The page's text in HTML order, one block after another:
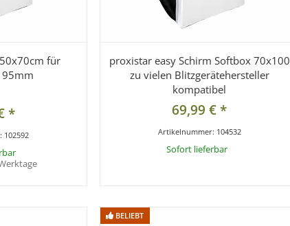
für
95mm
*
102592
proxistar easy Schirm Softbox 70x100
zu vielen Blitzgerätehersteller
kompatibel
69,99 €*
Artikelnummer: 104532
Sofort lieferbar
BELIEBT
BELIEBT